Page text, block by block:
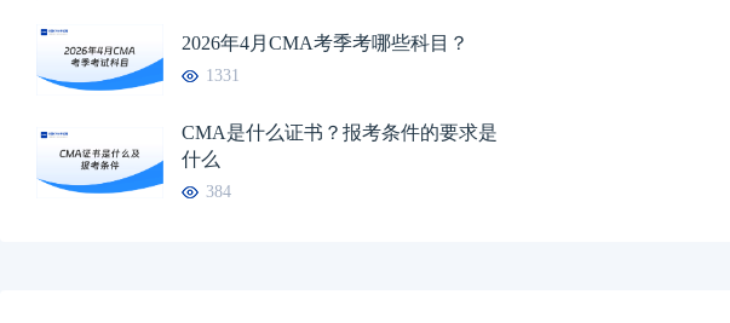
2026年4月CMA考季考哪些科目？
1331
CMA是什么证书？报考条件的要求是
什么
384